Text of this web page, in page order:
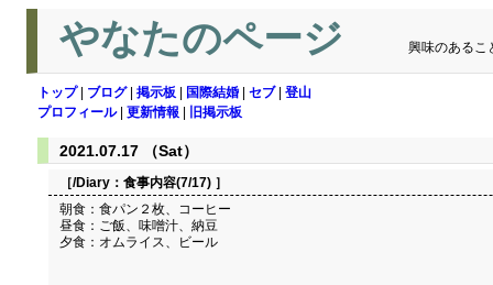
やなたのページ 興味のあるこ
トップ| ブログ| 掲示板 国際結婚 セブ| 登山
プロフィール| 更新情報 旧掲示板
2021.07.17 （Sat）
［/Diary： 食事内容(7/17) ］
朝食：食パン２枚、コーヒー
昼食：ご飯、味噌汁、納豆
夕食：オムライス、ビール